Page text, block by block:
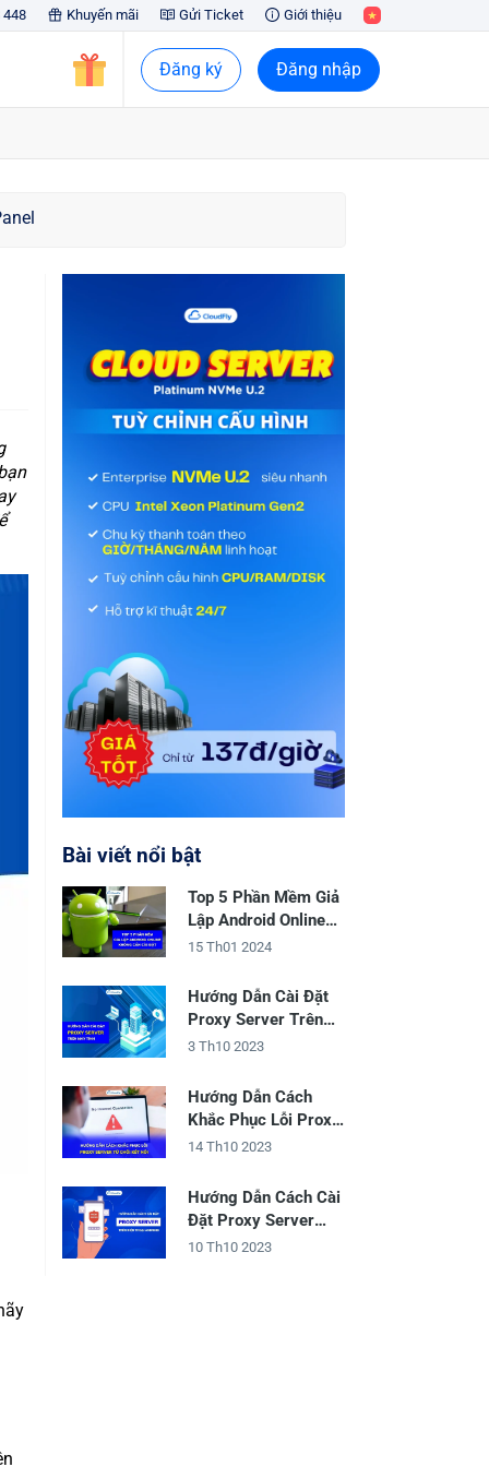
448 Khuyến mãi Gửi Ticket Giới thiệu
Đăng ký Đăng nhập
Bài viết nổi bật
Top 5 Phần Mềm Giả
Lập Android Online
Không Cần Cài Đặt
15 Th01 2024
Hướng Dẫn Cài Đặt
Proxy Server Trên
Máy Tính
3 Th10 2023
Hướng Dẫn Cách
Khắc Phục Lỗi Proxy
Server Từ Chối Kết
14 Th10 2023
Hướng Dẫn Cách Cài
Đặt Proxy Server
Trên Điện Thoại
10 Th10 2023